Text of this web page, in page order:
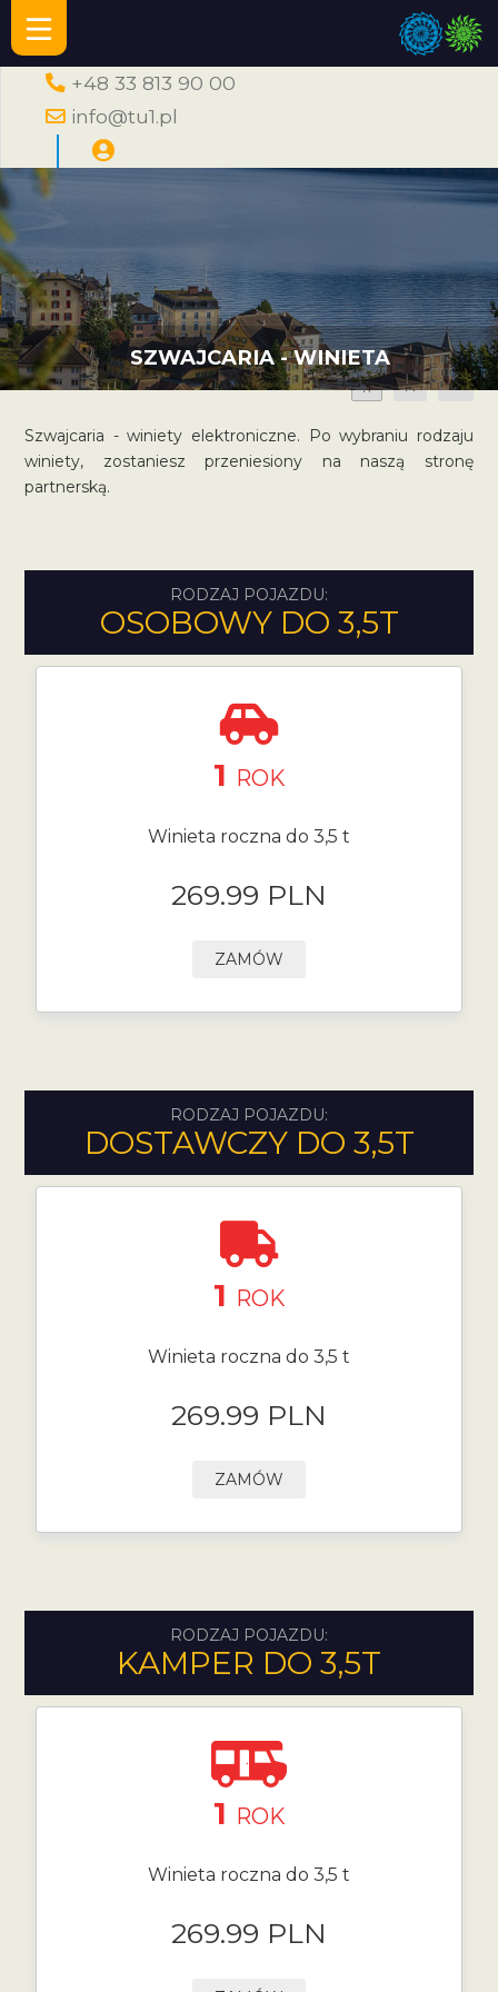
+48 33 813 90 00
info@tu1.pl
SZWAJCARIA - WINIETA
A A A
Szwajcaria - winiety elektroniczne. Po wybraniu rodzaju
winiety, zostaniesz przeniesiony na naszą stronę
partnerską.
RODZAJ POJAZDU:
OSOBOWY DO 3,5T
1 ROK
Winieta roczna do 3,5 t
269.99 PLN
ZAMÓW
RODZAJ POJAZDU:
DOSTAWCZY DO 3,5T
1 ROK
Winieta roczna do 3,5 t
269.99 PLN
ZAMÓW
RODZAJ POJAZDU:
KAMPER DO 3,5T
1 ROK
Winieta roczna do 3,5 t
269.99 PLN